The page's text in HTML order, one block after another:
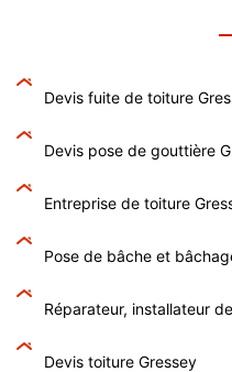
Devis fuite de toiture
Devis pose de gouttière
Entreprise de toiture
Pose de bâche et
Réparateur, installateur
Devis toiture Gressey